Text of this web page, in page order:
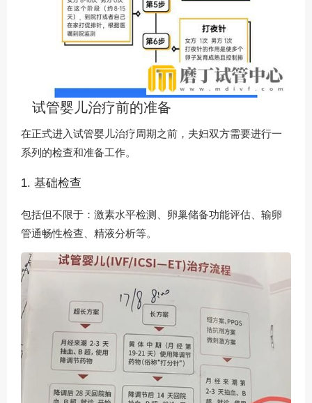
试管婴儿治疗前的准备
在正式进入试管婴儿治疗周期之前，夫妇双方需要进行一
系列的检查和准备工作。
1. 基础检查
包括但不限于：激素水平检测、卵巢储备功能评估、输卵
管通畅性检查、精液分析等。